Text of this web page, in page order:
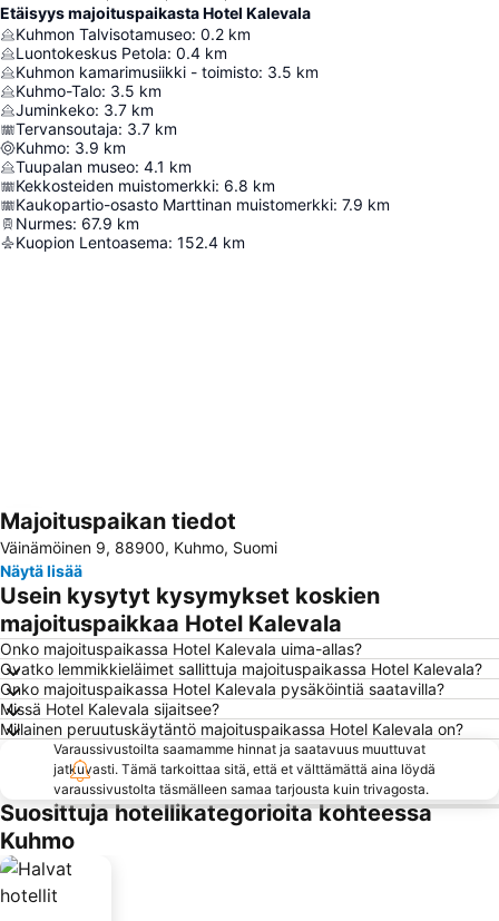
Etäisyys majoituspaikasta Hotel Kalevala
Kuhmon Talvisotamuseo: 0.2 km
Luontokeskus Petola: 0.4 km
Kuhmon kamarimusiikki - toimisto: 3.5 km
Kuhmo-Talo: 3.5 km
Juminkeko: 3.7 km
Tervansoutaja: 3.7 km
Kuhmo: 3.9 km
Tuupalan museo: 4.1 km
Kekkosteiden muistomerkki: 6.8 km
Kaukopartio-osasto Marttinan muistomerkki: 7.9 km
Nurmes: 67.9 km
Kuopion Lentoasema: 152.4 km
Laajenna kartta
Majoituspaikan tiedot
Väinämöinen 9, 88900, Kuhmo, Suomi
Näytä lisää
Usein kysytyt kysymykset koskien
majoituspaikkaa Hotel Kalevala
Onko majoituspaikassa Hotel Kalevala uima-allas?
Ovatko lemmikkieläimet sallittuja majoituspaikassa Hotel Kalevala?
Onko majoituspaikassa Hotel Kalevala pysäköintiä saatavilla?
Missä Hotel Kalevala sijaitsee?
Millainen peruutuskäytäntö majoituspaikassa Hotel Kalevala on?
Varaussivustoilta saamamme hinnat ja saatavuus muuttuvat
jatkuvasti. Tämä tarkoittaa sitä, että et välttämättä aina löydä
varaussivustolta täsmälleen samaa tarjousta kuin trivagosta.
Suosittuja hotellikategorioita kohteessa
Kuhmo